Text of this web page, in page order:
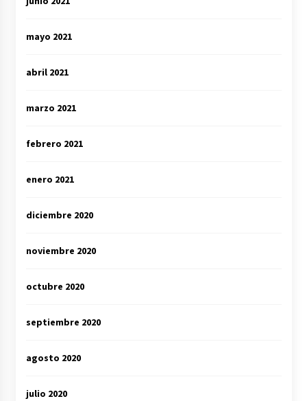
mayo 2021
abril 2021
marzo 2021
febrero 2021
enero 2021
diciembre 2020
noviembre 2020
octubre 2020
septiembre 2020
agosto 2020
julio 2020